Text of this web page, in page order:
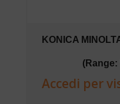
KONICA
(Range:
Accedi per